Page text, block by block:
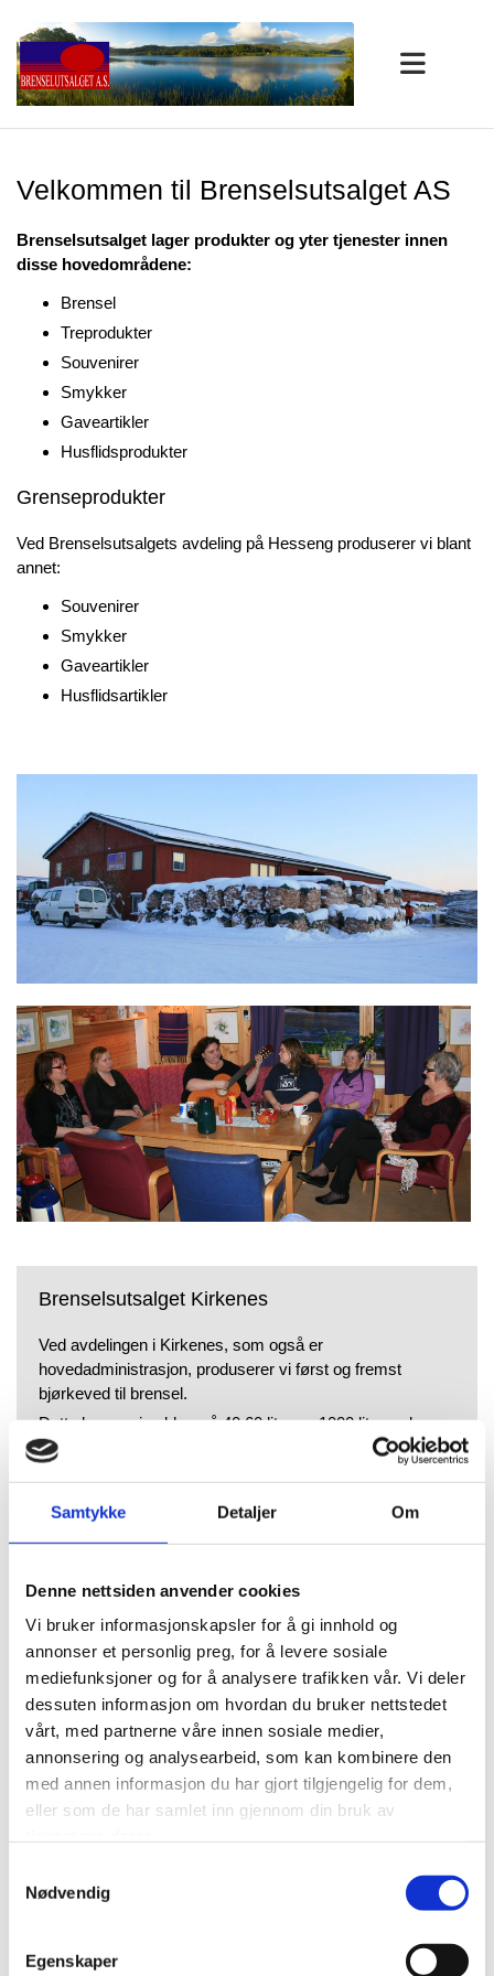
Samtykke Detaljer Om
Denne nettsiden anvender cookies
Vi bruker informasjonskapsler for å gi innhold og
annonser et personlig preg, for å levere sosiale
mediefunksjoner og for å analysere trafikken vår. Vi deler
dessuten informasjon om hvordan du bruker nettstedet
vårt, med partnerne våre innen sosiale medier,
annonsering og analysearbeid, som kan kombinere den
med annen informasjon du har gjort tilgjengelig for dem,
eller som de har samlet inn gjennom din bruk av
Nødvendig
Egenskaper
Velkommen til Brenselsutsalget AS
Brenselsutsalget lager produkter og yter tjenester innen
disse hovedområdene:
Brensel
Treprodukter
Souvenirer
Smykker
Gaveartikler
Husflidsprodukter
Grenseprodukter
Ved Brenselsutsalgets avdeling på Hesseng produserer vi blant
annet:
Souvenirer
Smykker
Gaveartikler
Husflidsartikler
Brenselsutsalget Kirkenes
Ved avdelingen i Kirkenes, som også er
hovedadministrasjon, produserer vi først og fremst
bjørkeved til brensel.
Dette leveres i sekker på 40,60 liter og 1000 liter. selger
også hoggstabber.
Pasvik-gruppa
Ved Brenselsutsalgets avdeling på Melkefoss produserer
vi blant annet følgende:
Brenselsved i 40,60 og 1000 liters sekker
Postkassestativer
Hagebenker - parkbenker
Sparksluffer
Informasjonstavler